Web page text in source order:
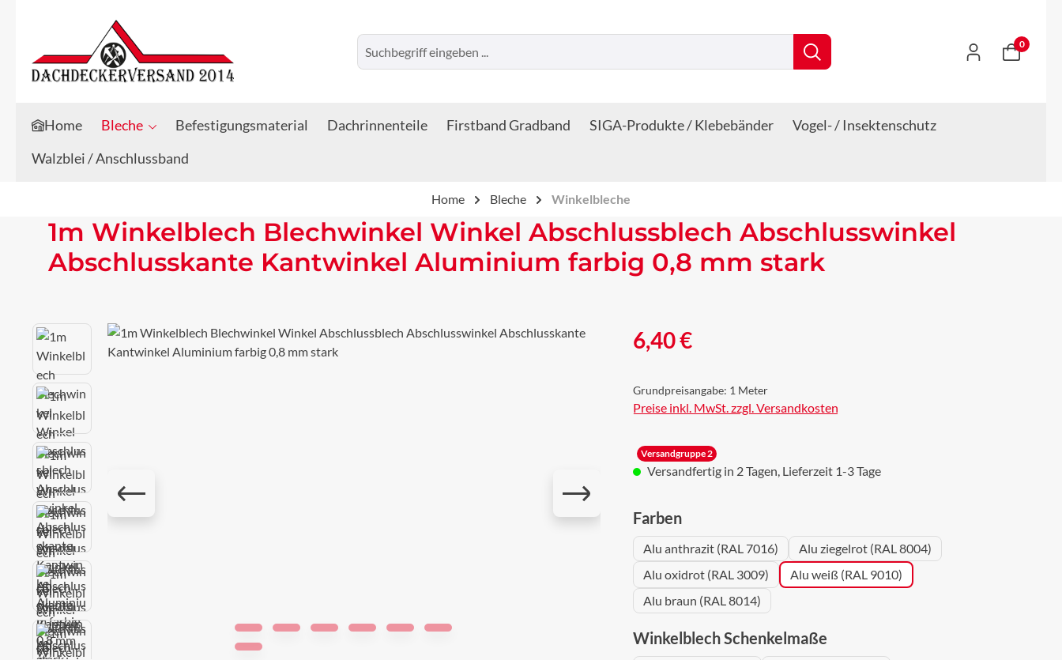
Zum Hauptinhalt springen
Zur Suche springen
0
Home Bleche Befestigungsmaterial Dachrinnenteile Firstband Gradband SIGA-Produkte / Klebebänder
Vogel- / Insektenschutz
Walzblei / Anschlussband
Home Bleche Winkelbleche
1m Winkelblech Blechwinkel Winkel Abschlussblech Abschlusswinkel
Abschlusskante Kantwinkel Aluminium farbig 0,8 mm stark
Bildergalerie überspringen Regulärer Preis:
6,40 €
Grundpreisangabe: 1 Meter
Preise inkl. MwSt. zzgl. Versandkosten
Versandgruppe 2
Versandfertig in 2 Tagen, Lieferzeit 1-3 Tage
Farbenauswählen
Alu anthrazit (RAL 7016)
Alu ziegelrot (RAL 8004)
Alu oxidrot (RAL 3009)
Alu weiß (RAL 9010)
Alu braun (RAL 8014)
Winkelblech Schenkelmaßeauswählen